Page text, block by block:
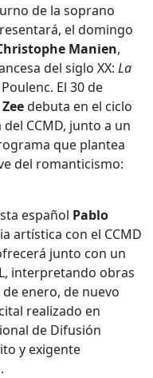
de la soprano
el domingo
Manien,
del siglo XX: La
El 30 de
debuta en el ciclo
CCMD, junto a un
que plantea
del romanticismo:
español Pablo
artística con el CCMD
junto con un
interpretando obras
enero, de nuevo
realizado en
de Difusión
y exigente